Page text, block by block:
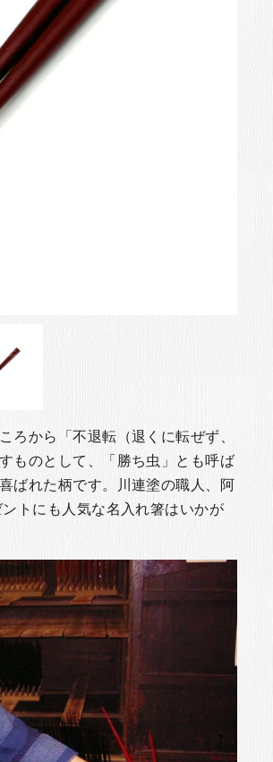
ろから「不退転（退くに転ぜず、
ものとして、「勝ち虫」とも呼ば
ばれた柄です。
川連塗の職人、阿
ントにも人気な名入れ箸はいかが